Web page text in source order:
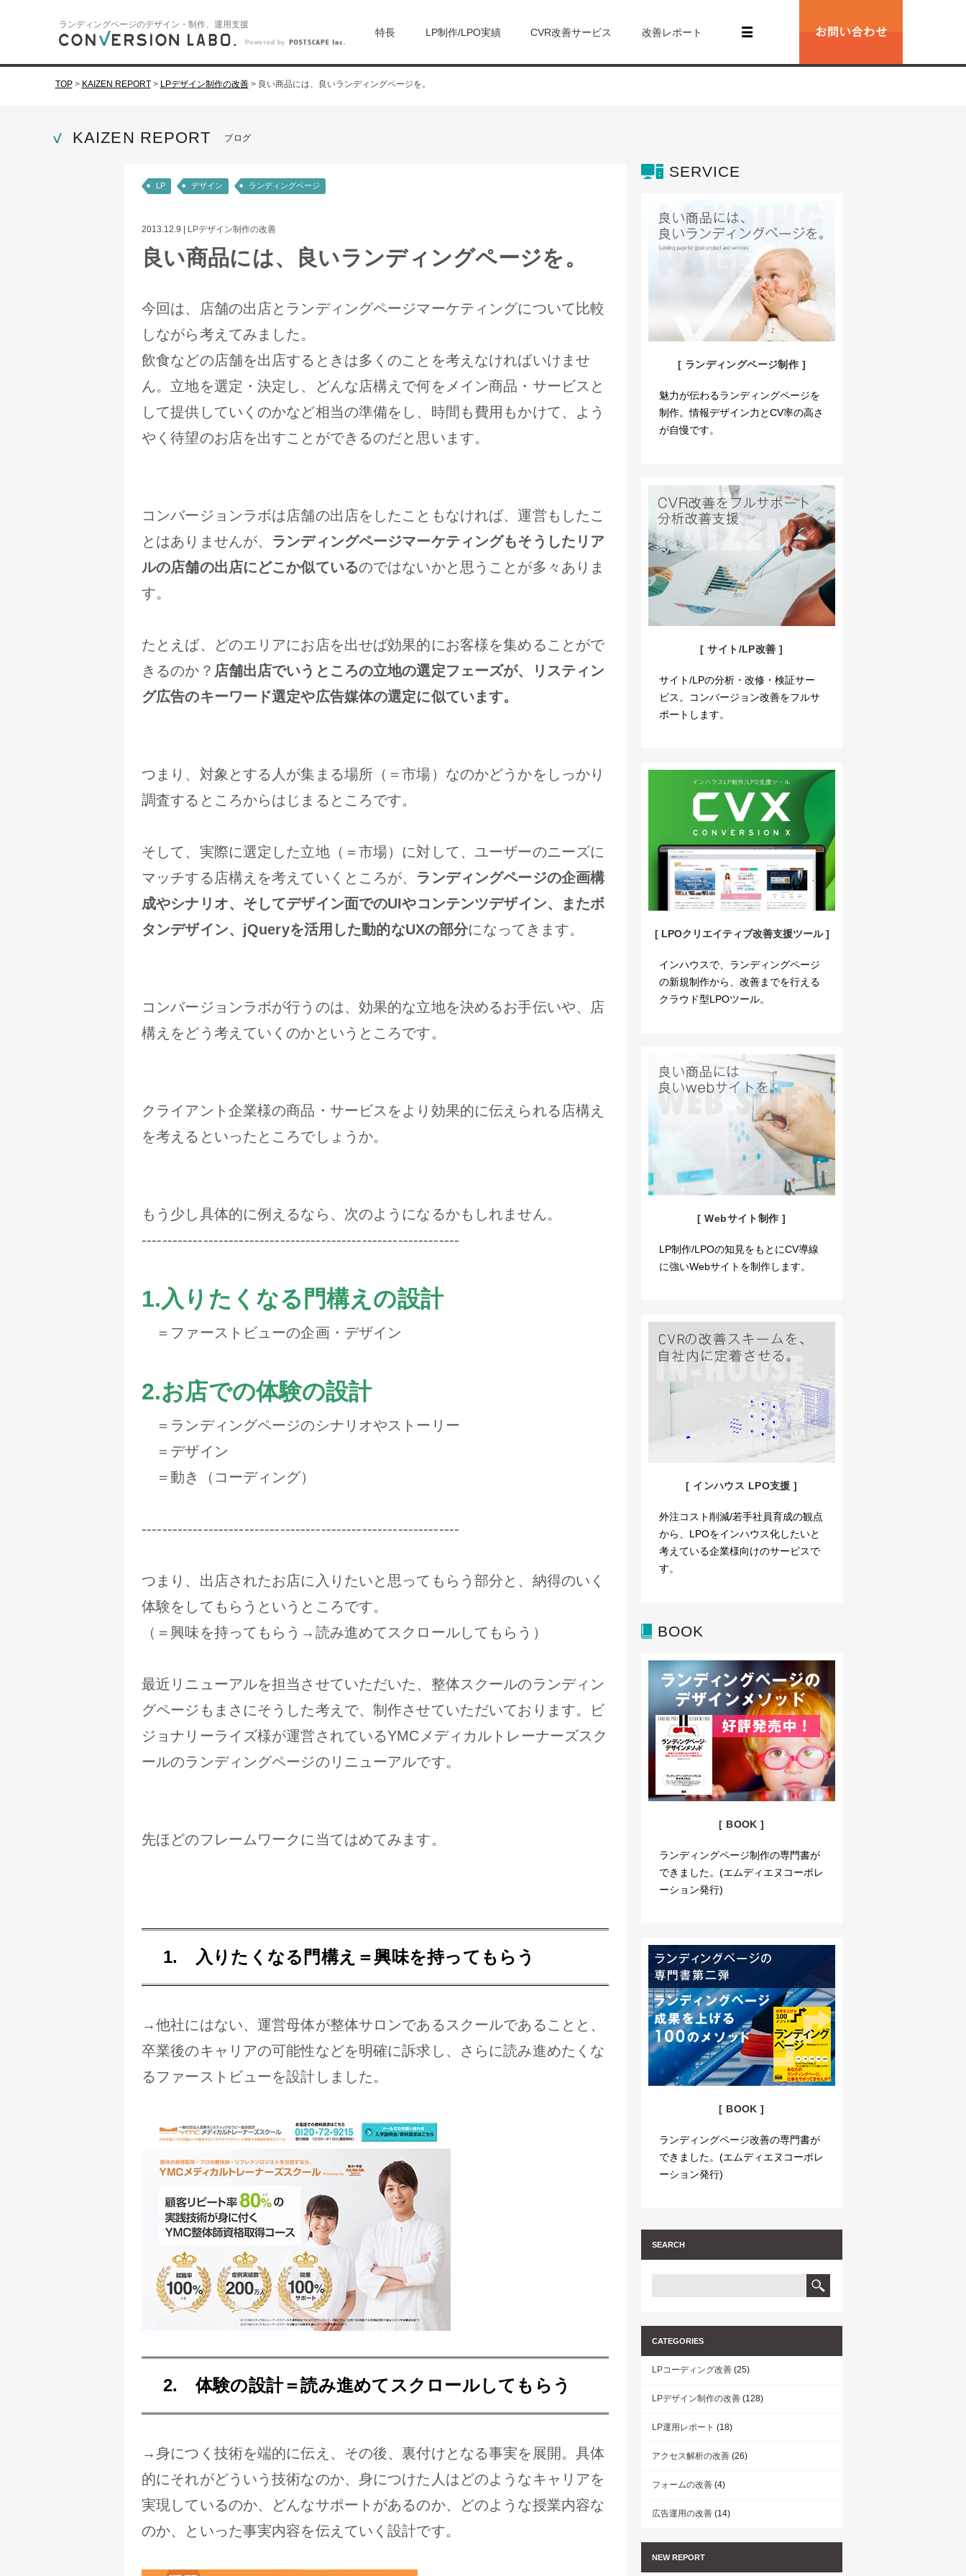
ランディングページのデザイン・制作、運用支援
特長 LP制作/LPO実績 CVR改善サービス 改善レポート
TOP > KAIZEN REPORT > LPデザイン制作の改善 > 良い商品には、良いランディングページを。
KAIZEN REPORT ブログ
LP デザイン ランディングページ
2013.12.9 LPデザイン制作の改善
良い商品には、良いランディングページを。
今回は、店舗の出店とランディングページマーケティングについて比較
しながら考えてみました。
飲食などの店舗を出店するときは多くのことを考えなければいけませ
ん。立地を選定・決定し、どんな店構えで何をメイン商品・サービスと
して提供していくのかなど相当の準備をし、時間も費用もかけて、よう
やく待望のお店を出すことができるのだと思います。
コンバージョンラボは店舗の出店をしたこともなければ、運営もしたこ
とはありませんが、 ランディングページマーケティングもそうしたリア
ルの店舗の出店にどこか似ているのではないかと思うことが多々ありま
す。
たとえば、どのエリアにお店を出せば効果的にお客様を集めることがで
きるのか？ 店舗出店でいうところの立地の選定フェーズが、リスティン
グ広告のキーワード選定や広告媒体の選定に似ています。
つまり、対象とする人が集まる場所（＝市場）なのかどうかをしっかり
調査するところからはじまるところです。
そして、実際に選定した立地（＝市場）に対して、ユーザーのニーズに
マッチする店構えを考えていくところが、 ランディングページの企画構
成やシナリオ、そしてデザイン面でのUIやコンテンツデザイン、またボ
タンデザイン、jQueryを活用した動的なUXの部分になってきます。
コンバージョンラボが行うのは、効果的な立地を決めるお手伝いや、店
構えをどう考えていくのかというところです。
クライアント企業様の商品・サービスをより効果的に伝えられる店構え
を考えるといったところでしょうか。
もう少し具体的に例えるなら、次のようになるかもしれません。
--------------------------------------------------------------
1.入りたくなる門構えの設計
＝ファーストビューの企画・デザイン
2.お店での体験の設計
＝ランディングページのシナリオやストーリー
＝デザイン
＝動き（コーディング）
--------------------------------------------------------------
つまり、出店されたお店に入りたいと思ってもらう部分と、納得のいく
体験をしてもらうというところです。
（＝興味を持ってもらう→読み進めてスクロールしてもらう）
最近リニューアルを担当させていただいた、整体スクールのランディン
グページもまさにそうした考えで、制作させていただいております。ビ
ジョナリーライズ様が運営されているYMCメディカルトレーナーズスク
ールのランディングページのリニューアルです。
先ほどのフレームワークに当てはめてみます。
入りたくなる門構え＝興味を持ってもらう
→他社にはない、運営母体が整体サロンであるスクールであることと、
卒業後のキャリアの可能性などを明確に訴求し、さらに読み進めたくな
るファーストビューを設計しました。
体験の設計＝読み進めてスクロールしてもらう
→身につく技術を端的に伝え、その後、裏付けとなる事実を展開。具体
的にそれがどういう技術なのか、身につけた人はどのようなキャリアを
実現しているのか、どんなサポートがあるのか、どのような授業内容な
のか、といった事実内容を伝えていく設計です。
SERVICE
[ ランディングページ制作 ]
魅力が伝わるランディングページを
制作。情報デザイン力とCV率の高さ
が自慢です。
[ サイト/LP改善 ]
サイト/LPの分析・改修・検証サー
ビス。コンバージョン改善をフルサ
ポートします。
[ LPOクリエイティブ改善支援ツール ]
インハウスで、ランディングページ
の新規制作から、改善までを行える
クラウド型LPOツール。
[ Webサイト制作 ]
LP制作/LPOの知見をもとにCV導線
に強いWebサイトを制作します。
[ インハウス LPO支援 ]
外注コスト削減/若手社員育成の観点
から、LPOをインハウス化したいと
考えている企業様向けのサービスで
す。
BOOK
[ BOOK ]
ランディングページ制作の専門書が
できました。(エムディエヌコーポレ
ーション発行)
[ BOOK ]
ランディングページ改善の専門書が
できました。(エムディエヌコーポレ
ーション発行)
SEARCH
CATEGORIES
LPコーディング改善 (25)
LPデザイン制作の改善 (128)
LP運用レポート (18)
アクセス解析の改善 (26)
フォームの改善 (4)
広告運用の改善 (14)
NEW REPORT